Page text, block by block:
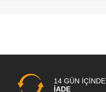
14 GÜN İÇİNDE
İADE